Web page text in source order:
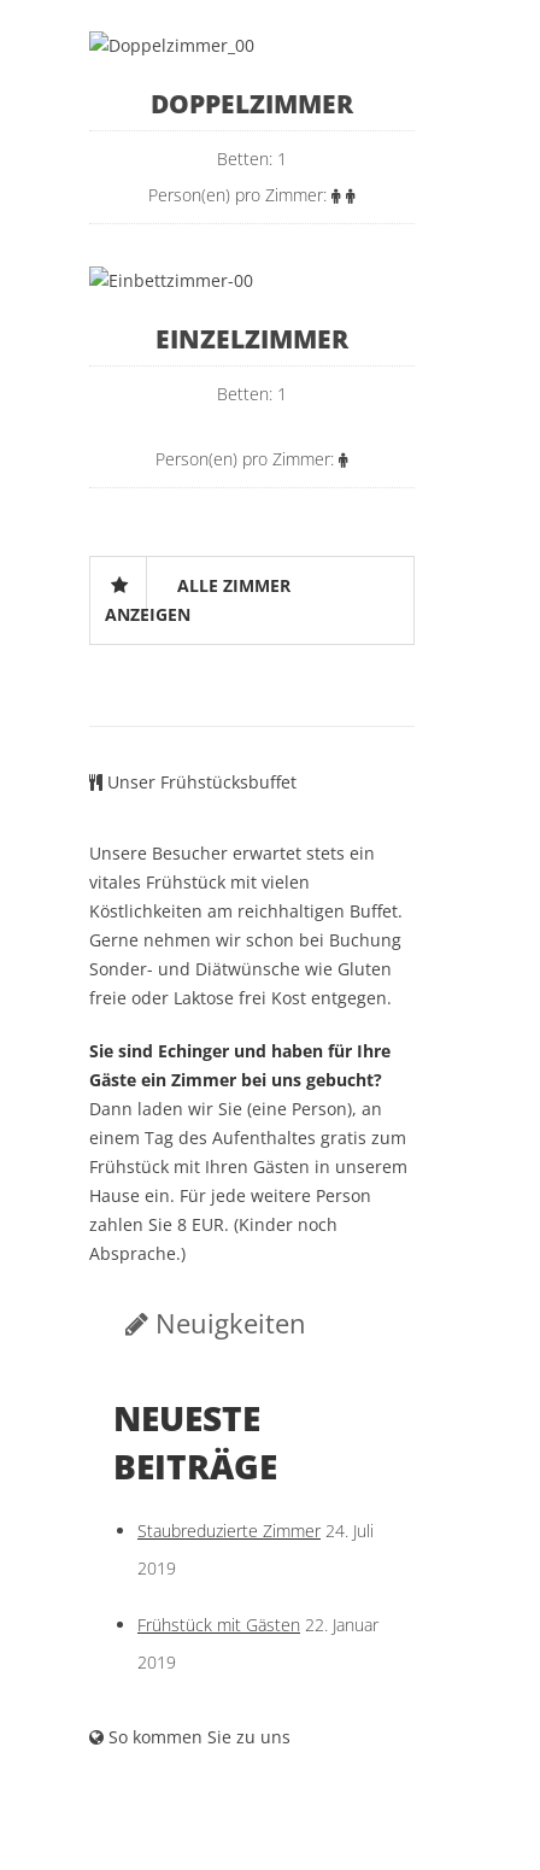
DOPPELZIMMER
Betten: 1
Person(en) pro Zimmer:
EINZELZIMMER
Betten: 1
Person(en) pro Zimmer:
ALLE ZIMMER
ANZEIGEN
Unser Frühstücksbuffet
Unsere Besucher erwartet stets ein
vitales Frühstück mit vielen
Köstlichkeiten am reichhaltigen Buffet.
Gerne nehmen wir schon bei Buchung
Sonder- und Diätwünsche wie Gluten
freie oder Laktose frei Kost entgegen.
Sie sind Echinger und haben für Ihre
Gäste ein Zimmer bei uns gebucht?
Dann laden wir Sie (eine Person), an
einem Tag des Aufenthaltes gratis zum
Frühstück mit Ihren Gästen in unserem
Hause ein. Für jede weitere Person
zahlen Sie 8 EUR. (Kinder noch
Absprache.)
Neuigkeiten
NEUESTE
BEITRÄGE
Staubreduzierte Zimmer 24. Juli
2019
Frühstück mit Gästen 22. Januar
2019
So kommen Sie zu uns